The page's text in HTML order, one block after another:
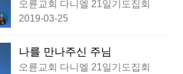
오륜교회 다니엘 21일기도집회
2019-03-25
나를 만나주신 주님
오륜교회 다니엘 21일기도집회